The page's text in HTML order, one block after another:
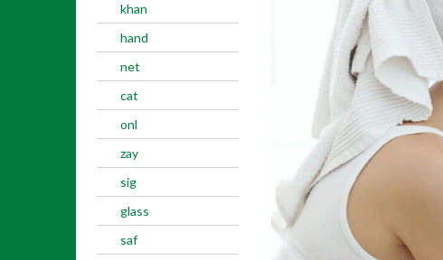
khan
hand
net
cat
onl
zay
sig
glass
saf